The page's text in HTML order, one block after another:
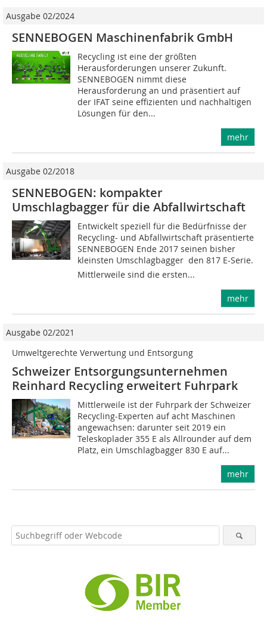
Ausgabe 02/2024
SENNEBOGEN Maschinenfabrik GmbH
Recycling ist eine der größten
Herausforderungen unserer Zukunft.
SENNEBOGEN nimmt diese
Herausforderung an und präsentiert auf
der IFAT seine effizienten und nachhaltigen
Lösungen für den...
mehr
Ausgabe 02/2018
SENNEBOGEN: kompakter
Umschlagbagger für die Abfallwirtschaft
Entwickelt speziell für die Bedürfnisse der
Recycling- und Abfallwirtschaft präsentierte
SENNEBOGEN Ende 2017 seinen bisher
kleinsten Umschlagbagger  den 817 E-Serie.
Mittlerweile sind die ersten...
mehr
Ausgabe 02/2021
Umweltgerechte Verwertung und Entsorgung
Schweizer Entsorgungsunternehmen
Reinhard Recycling erweitert Fuhrpark
Mittlerweile ist der Fuhrpark der Schweizer
Recycling-Experten auf acht Maschinen
angewachsen: darunter seit 2019 ein
Teleskoplader 355 E als Allrounder auf dem
Platz, ein Umschlagbagger 830 E auf...
mehr